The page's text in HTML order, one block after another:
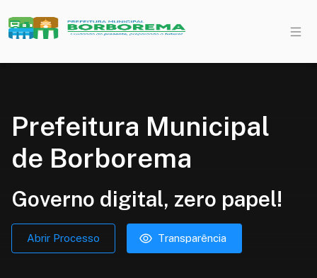
Prefeitura Municipal
de Borborema
Governo digital, zero papel!
Abrir Processo Transparência